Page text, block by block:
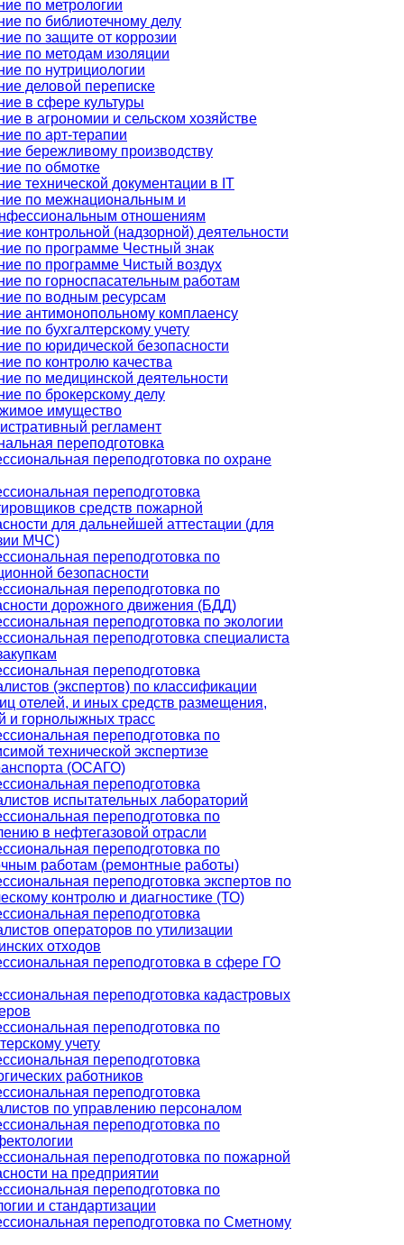
по метрологии
по библиотечному делу
по защите от коррозии
по методам изоляции
по нутрициологии
деловой переписке
в сфере культуры
в агрономии и сельском хозяйстве
по арт-терапии
бережливому производству
по обмотке
технической документации в IT
по межнациональным и
отношениям
контрольной (надзорной) деятельности
по программе Честный знак
по программе Чистый воздух
по горноспасательным работам
по водным ресурсам
антимонопольному комплаенсу
по бухгалтерскому учету
по юридической безопасности
по контролю качества
по медицинской деятельности
по брокерскому делу
имущество
регламент
переподготовка
переподготовка по охране
переподготовка
средств пожарной
для дальнейшей аттестации (для
МЧС)
переподготовка по
безопасности
переподготовка по
дорожного движения (БДД)
переподготовка по экологии
переподготовка специалиста
переподготовка
(экспертов) по классификации
отелей, и иных средств размещения,
и горнолыжных трасс
переподготовка по
технической экспертизе
(ОСАГО)
переподготовка
испытательных лабораторий
переподготовка по
в нефтегазовой отрасли
переподготовка по
работам (ремонтные работы)
переподготовка экспертов по
контролю и диагностике (ТО)
переподготовка
операторов по утилизации
отходов
переподготовка в сфере ГО
переподготовка кадастровых
переподготовка по
учету
переподготовка
работников
переподготовка
по управлению персоналом
переподготовка по
переподготовка по пожарной
на предприятии
переподготовка по
и стандартизации
переподготовка по Сметному